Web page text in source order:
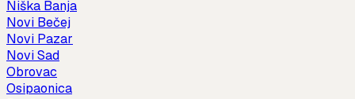
Niška Banja
Novi Bečej
Novi Pazar
Novi Sad
Obrovac
Osipaonica